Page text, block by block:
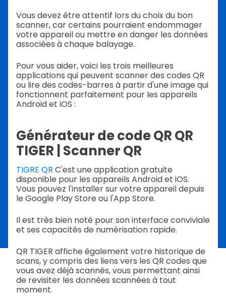
Vous devez être attentif lors du choix du bon
scanner, car certains pourraient endommager
votre appareil ou mettre en danger les données
associées à chaque balayage.
Pour vous aider, voici les trois meilleures
applications qui peuvent scanner des codes QR
ou lire des codes-barres à partir d'une image qui
fonctionnent parfaitement pour les appareils
Android et iOS :
Générateur de code QR QR
TIGER | Scanner QR
TIGRE QR C'est une application gratuite
disponible pour les appareils Android et iOS.
Vous pouvez l'installer sur votre appareil depuis
le Google Play Store ou l'App Store.
Il est très bien noté pour son interface conviviale
et ses capacités de numérisation rapide.
QR TIGER affiche également votre historique de
scans, y compris des liens vers les QR codes que
vous avez déjà scannés, vous permettant ainsi
de revisiter les données scannées à tout
moment.